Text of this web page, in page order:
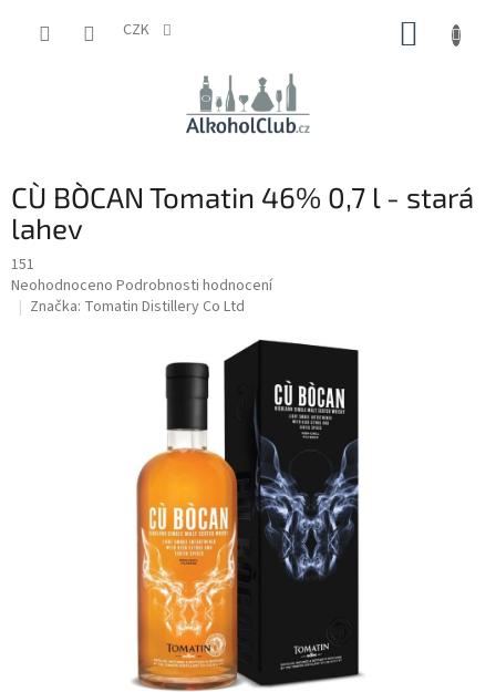
CZK
CÙ BÒCAN Tomatin 46% 0,7 l - stará
lahev
151
Průměrné
hodnocení
Neohodnoceno Podrobnosti hodnocení
Značka: Tomatin Distillery Co Ltd